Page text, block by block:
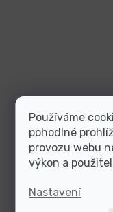
Používáme
pohodlné
provozu webu
výkon a
Nastavení